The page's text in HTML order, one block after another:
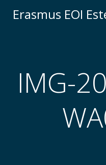
Erasmus EOI
IMG-